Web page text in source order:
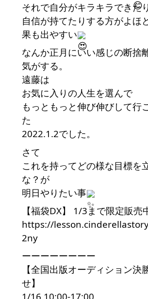
それで自分がキラキラできた
自信が持てたりする方がよほ
果も出やすい
なんか正月にいい感じの断捨
気がする。
遠藤は
お気に入りの人生を選んで
もっともっと伸び伸びして行
た
2022.1.2でした。
さて
これを持ってどの様な目標を
な？が
明日やりたい事
【福袋DX】 1/3まで限定販売
https://
2ny
ーーーーーーーー
【全国出版オーディション決
せ】
1/16 10:00-17:00